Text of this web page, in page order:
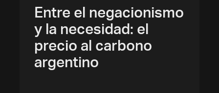
Entre el negacionismo
y la necesidad: el
precio al carbono
argentino